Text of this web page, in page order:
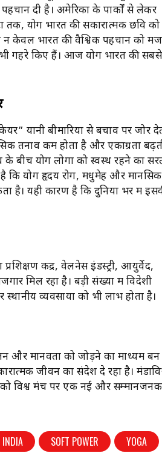
दी है। अमेरिका के पार्कों से लेकर
तक, योग भारत की सकारात्मक छवि को
न केवल भारत की वैश्विक पहचान को
गहरे किए हैं। आज योग भारत की सबसे
यानी बीमारियों से बचाव पर जोर
तनाव कम होता है और एकाग्रता
बीच योग लोगों को स्वस्थ रहने का
है कि योग हृदय रोग, मधुमेह और मानसिक
है। यही कारण है कि दुनिया भर में
केंद्र, वेलनेस इंडस्ट्री, आयुर्वेद,
मिल रहा है। बड़ी संख्या में विदेशी
व्यवसायों को भी लाभ होता है।
मानवता को जोड़ने का माध्यम बन
जीवन का संदेश दे रहा है।
को विश्व मंच पर एक नई और सम्मानजनक
INDIA SOFT POWER YOGA